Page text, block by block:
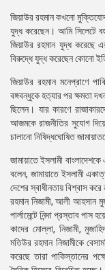
জিয়াউর রহমান কখনো
যুদ্ধ করেছেন। আমি সিলেটে
জিয়াউর রহমান যুদ্ধ করেছে
বিরুদ্ধে যুদ্ধ করেছেন কোনো
জিয়াউর রহমান মনেপ্রাণে
বঙ্গবন্ধুকে হত্যার পর ক্ষমতা
ছিলেন। যার কারণে
আজমকে রাজনীতির সুযোগ
চালানো নিষিদ্ধঘোষিত
জামায়াতে ইসলামী
বলেন, জামায়াতে ইসলামী
দেশের স্বাধীনতায় বিশ্বাস
রহমান নিজামী, আলী আহসান
পার্লামেন্টে নিন্দা প্রস্তাব
কাদের মোল্লা, নিজামী,
মতিউর রহমান নিজামীকে
করেছে তারা পাকিস্তানের